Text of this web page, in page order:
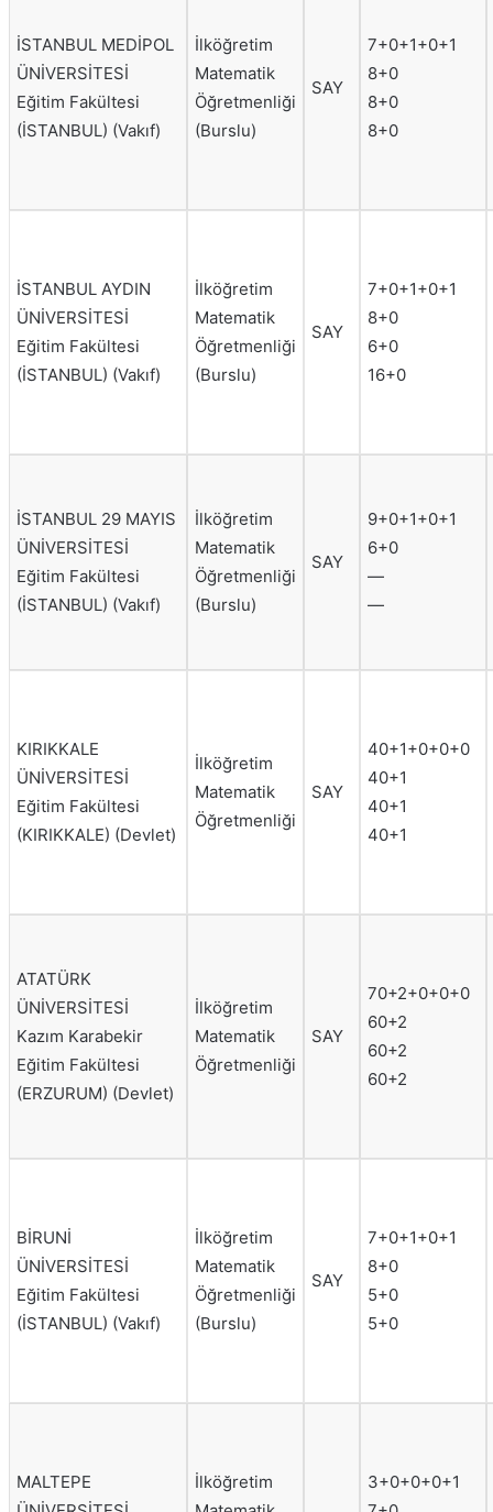
İSTANBUL MEDİPOL
ÜNİVERSİTESİ
Eğitim Fakültesi
(İSTANBUL) (Vakıf)
İlköğretim
Matematik
Öğretmenliği
(Burslu)
SAY
7+0+1+0+1
8+0
8+0
8+0
İSTANBUL AYDIN
ÜNİVERSİTESİ
Eğitim Fakültesi
(İSTANBUL) (Vakıf)
İlköğretim
Matematik
Öğretmenliği
(Burslu)
SAY
7+0+1+0+1
8+0
6+0
16+0
İSTANBUL 29 MAYIS
ÜNİVERSİTESİ
Eğitim Fakültesi
(İSTANBUL) (Vakıf)
İlköğretim
Matematik
Öğretmenliği
(Burslu)
SAY
9+0+1+0+1
6+0
—
—
KIRIKKALE
ÜNİVERSİTESİ
Eğitim Fakültesi
(KIRIKKALE) (Devlet)
İlköğretim
Matematik
Öğretmenliği
SAY
40+1+0+0+0
40+1
40+1
40+1
ATATÜRK
ÜNİVERSİTESİ
Kazım Karabekir
Eğitim Fakültesi
(ERZURUM) (Devlet)
İlköğretim
Matematik
Öğretmenliği
SAY
70+2+0+0+0
60+2
60+2
60+2
BİRUNİ
ÜNİVERSİTESİ
Eğitim Fakültesi
(İSTANBUL) (Vakıf)
İlköğretim
Matematik
Öğretmenliği
(Burslu)
SAY
7+0+1+0+1
8+0
5+0
5+0
MALTEPE
İlköğretim
3+0+0+0+1